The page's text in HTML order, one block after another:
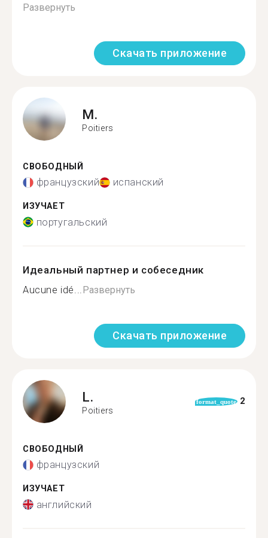
Развернуть
Скачать приложение
M.
Poitiers
СВОБОДНЫЙ
французский испанский
ИЗУЧАЕТ
португальский
Идеальный партнер и собеседник
Aucune idé... Развернуть
Скачать приложение
L.
Poitiers
format_quote 2
СВОБОДНЫЙ
французский
ИЗУЧАЕТ
английский